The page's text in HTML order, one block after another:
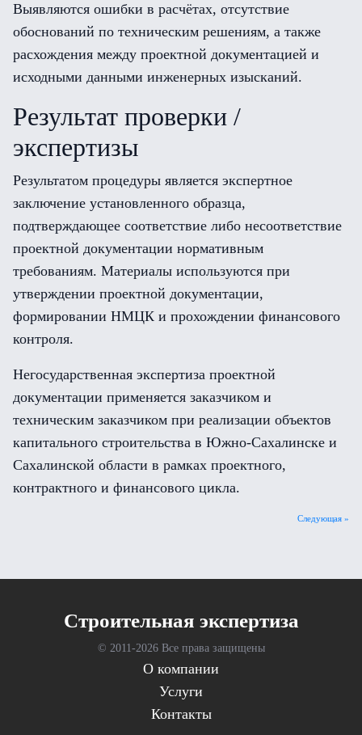
Выявляются ошибки в расчётах, отсутствие
обоснований по техническим решениям, а также
расхождения между проектной документацией и
исходными данными инженерных изысканий.
Результат проверки /
экспертизы
Результатом процедуры является экспертное
заключение установленного образца,
подтверждающее соответствие либо несоответствие
проектной документации нормативным
требованиям. Материалы используются при
утверждении проектной документации,
формировании НМЦК и прохождении финансового
контроля.
Негосударственная экспертиза проектной
документации применяется заказчиком и
техническим заказчиком при реализации объектов
капитального строительства в Южно-Сахалинске и
Сахалинской области в рамках проектного,
контрактного и финансового цикла.
Следующая »
Cтроительная экспертиза
© 2011-2026 Все права защищены
О компании
Услуги
Контакты